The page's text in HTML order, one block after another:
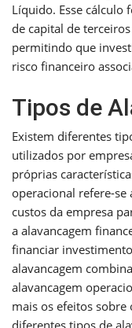
Líquido. Esse cálculo
de capital de
permitindo que
risco financeiro
Tipos de
Existem diferentes
utilizados por
próprias
operacional refere-se
custos da empresa
a alavancagem
financiar
alavancagem
alavancagem
mais os efeitos sobre
diferentes tipos de